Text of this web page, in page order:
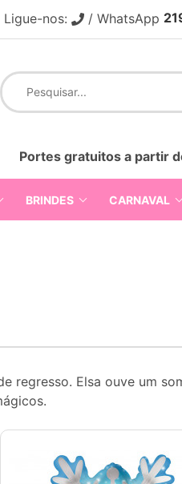
Ligue-nos: / WhatsApp
Portes gratuitos a partir
BRINDES CARNAVAL
regresso. Elsa ouve um